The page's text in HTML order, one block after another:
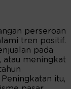
perseroan
tren positif.
pada
atau meningkat
itu,